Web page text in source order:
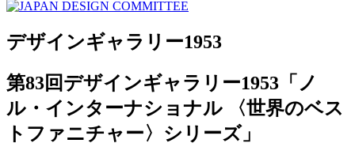
デザインギャラリー1953
第83回デザインギャラリー1953「ノ
ル・インターナショナル 〈世界のベス
トファニチャー〉シリーズ」